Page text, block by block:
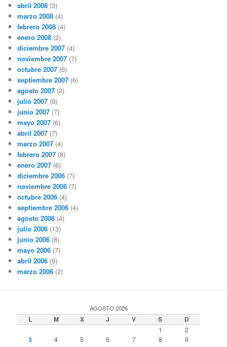
abril 2008 (3)
marzo 2008 (4)
febrero 2008 (4)
enero 2008 (2)
diciembre 2007 (4)
noviembre 2007 (7)
octubre 2007 (6)
septiembre 2007 (6)
agosto 2007 (2)
julio 2007 (9)
junio 2007 (7)
mayo 2007 (6)
abril 2007 (7)
marzo 2007 (4)
febrero 2007 (8)
enero 2007 (6)
diciembre 2006 (7)
noviembre 2006 (7)
octubre 2006 (4)
septiembre 2006 (4)
agosto 2006 (4)
julio 2006 (13)
junio 2006 (8)
mayo 2006 (7)
abril 2006 (9)
marzo 2006 (2)
AGOSTO 2026
L M X J V S D
1 2
3 4 5 6 7 8
9